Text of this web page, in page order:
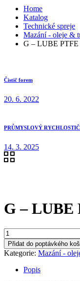
Home
Katalog
Technické spreje
Mazání - oleje &
G – LUBE
Čistič forem
20. 6. 2022
PRŮMYSLOVÝ
14. 3. 2025
G – LUBE
G
–
LUBE
PTFE
množství
Přidat do poptávkého
Kategorie: Mazání -
Popis